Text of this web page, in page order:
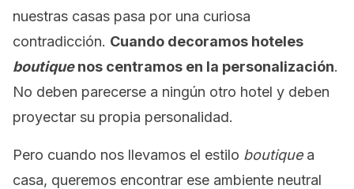
nuestras casas pasa por una curiosa
contradicción. Cuando decoramos hoteles
boutiquenos centramos en la personalización.
No deben parecerse a ningún otro hotel y deben
proyectar su propia personalidad.
Pero cuando nos llevamos el estilo boutiquea
casa, queremos encontrar ese ambiente neutral